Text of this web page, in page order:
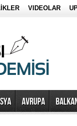
VIDEOLAR
AVRUPA